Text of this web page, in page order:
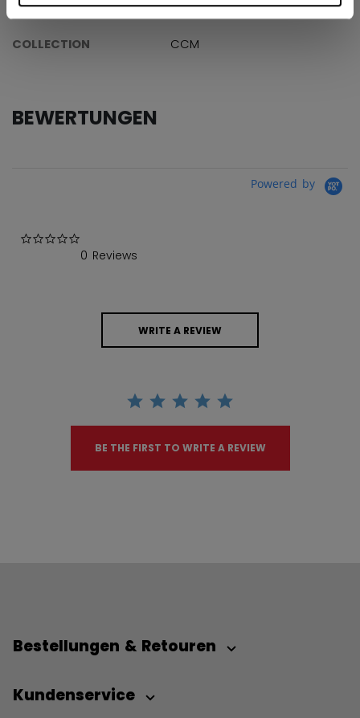
COLLECTION
CCM
BEWERTUNGEN
Powered by
0 Reviews
WRITE A REVIEW
BE THE FIRST TO WRITE A REVIEW
Bestellungen & Retouren
Kundenservice